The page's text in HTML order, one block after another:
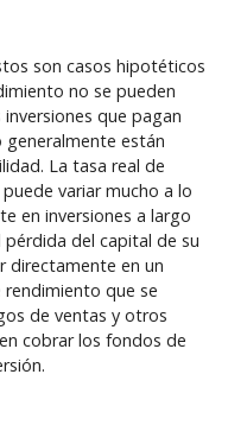
son casos hipotéticos
no se pueden
que pagan
están
La tasa real de
variar mucho a lo
en inversiones a largo
del capital de su
directamente en un
que se
de ventas y otros
cobrar los fondos de